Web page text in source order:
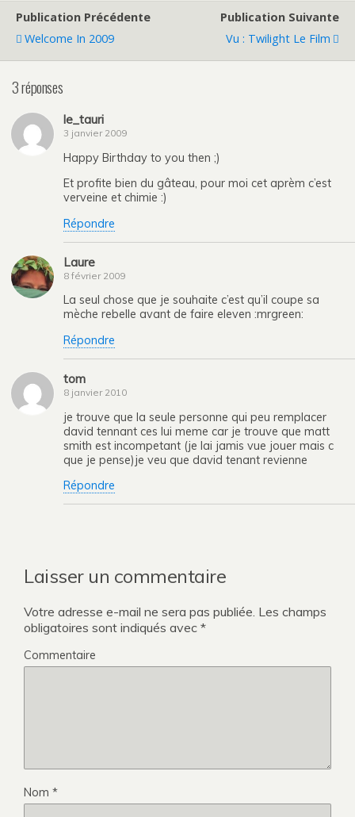
Publication Précédente
Welcome In 2009
Publication Suivante
Vu : Twilight Le Film
3 réponses
le_tauri
3 janvier 2009
Happy Birthday to you then ;)
Et profite bien du gâteau, pour moi cet aprèm c’est
verveine et chimie :)
Répondre
Laure
8 février 2009
La seul chose que je souhaite c’est qu’il coupe sa
mèche rebelle avant de faire eleven :mrgreen:
Répondre
tom
8 janvier 2010
je trouve que la seule personne qui peu remplacer
david tennant ces lui meme car je trouve que matt
smith est incompetant (je lai jamis vue jouer mais c
que je pense)je veu que david tenant revienne
Répondre
Laisser un commentaire
Votre adresse e-mail ne sera pas publiée. Les champs
obligatoires sont indiqués avec *
Commentaire
Nom *